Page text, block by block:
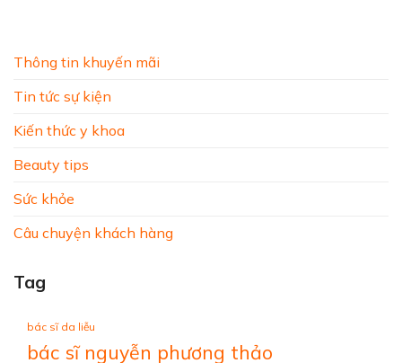
Thông tin khuyến mãi
Tin tức sự kiện
Kiến thức y khoa
Beauty tips
Sức khỏe
Câu chuyện khách hàng
Tag
bác sĩ da liễu
bác sĩ nguyễn phương thảo